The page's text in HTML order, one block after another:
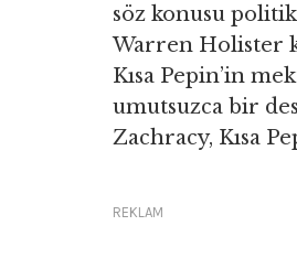
söz konusu
Warren Holister
Kısa Pepin’in
umutsuzca bir
Zachracy, Kısa
REKLAM